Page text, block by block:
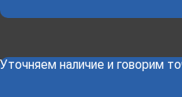
Уточняем наличие и говорим